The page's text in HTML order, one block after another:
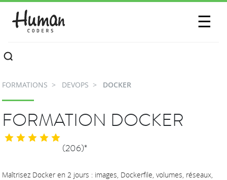
☰
CONTACTEZ-NOUS
FORMATIONS DEVOPS DOCKER
FORMATION DOCKER
(206)*
Maîtrisez Docker en 2 jours : images, Dockerfile, volumes, réseaux,